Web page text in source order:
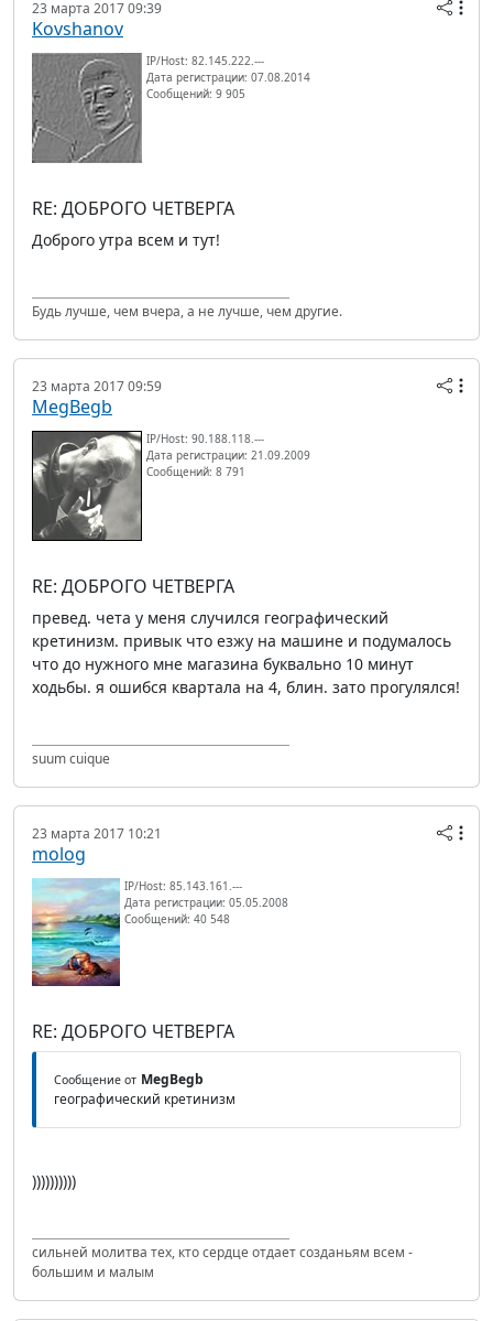
23 марта 2017 09:39
Kovshanov
IP/Host: 82.145.222.---
Дата регистрации: 07.08.2014
Сообщений: 9 905
RE: ДОБРОГО ЧЕТВЕРГА
Доброго утра всем и тут!
Будь лучше, чем вчера, а не лучше, чем другие.
23 марта 2017 09:59
MegBegb
IP/Host: 90.188.118.---
Дата регистрации: 21.09.2009
Сообщений: 8 791
RE: ДОБРОГО ЧЕТВЕРГА
превед. чета у меня случился географический
кретинизм. привык что езжу на машине и подумалось
что до нужного мне магазина буквально 10 минут
ходьбы. я ошибся квартала на 4, блин. зато прогулялся!
suum cuique
23 марта 2017 10:21
molog
IP/Host: 85.143.161.---
Дата регистрации: 05.05.2008
Сообщений: 40 548
RE: ДОБРОГО ЧЕТВЕРГА
Сообщение от MegBegb
географический кретинизм
))))))))))
сильней молитва тех, кто сердце отдает созданьям всем -
большим и малым